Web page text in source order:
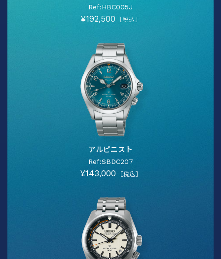
Ref:HBC005J
¥192,500 ［税込］
アルピニスト
Ref:SBDC207
¥143,000 ［税込］